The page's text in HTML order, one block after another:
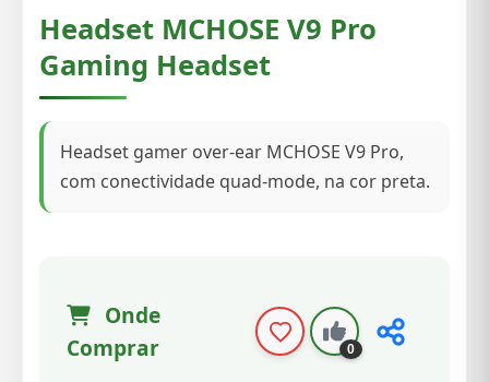
Headset MCHOSE V9 Pro
Gaming Headset
Headset gamer over-ear MCHOSE V9 Pro,
com conectividade quad-mode, na cor preta.
Onde
Comprar
0